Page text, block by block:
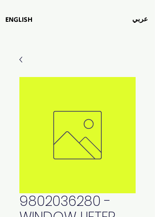
عربي ENGLISH
9802036280 -